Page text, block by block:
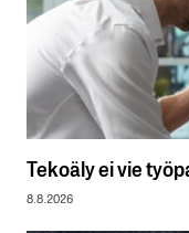
Tekoäly ei vie
8.8.2026